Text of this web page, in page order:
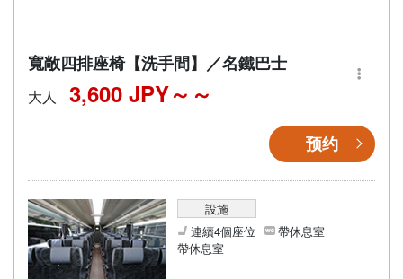
寬敞四排座椅【洗手間】／名鐵巴士
大人 3,600 JPY～
预约
設施
連續4個座位
帶休息室
帶休息室